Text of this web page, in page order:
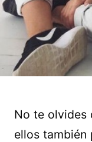
No te olvides
ellos también